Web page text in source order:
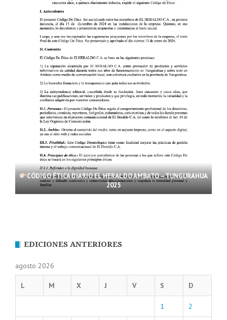
CÓDIGO ÉTICA DIARIO EL HERALDO AMBATO – TUNGURAHUA
2025
EDICIONES ANTERIORES
agosto 2026
L M X J V S D
1 2